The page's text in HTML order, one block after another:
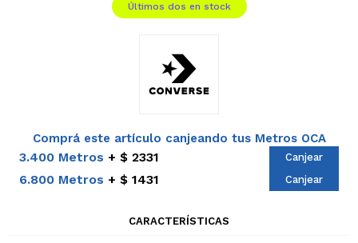
Últimos dos en stock
Comprá este artículo canjeando tus Metros OCA
3.400 Metros $ 2331 Canjear
6.800 Metros $ 1431 Canjear
CARACTERÍSTICAS